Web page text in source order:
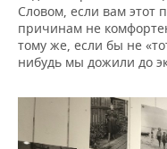
Словом, если вам этот
причинам не
тому же, если бы не
нибудь мы дожили до